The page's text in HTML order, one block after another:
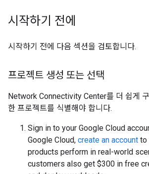
시작하기 전에
시작하기 전에 다음 섹션을 검토합니다.
프로젝트 생성 또는 선택
Network Connectivity Center를 더 쉽게
한 프로젝트를 식별해야 합니다.
Sign in to your Google Cloud
Google Cloud, create an account to
products perform in real-world
customers also get $300 in free